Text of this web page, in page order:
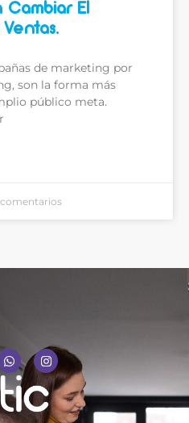
Cambiar El
de marketing por
son la forma más
público meta.